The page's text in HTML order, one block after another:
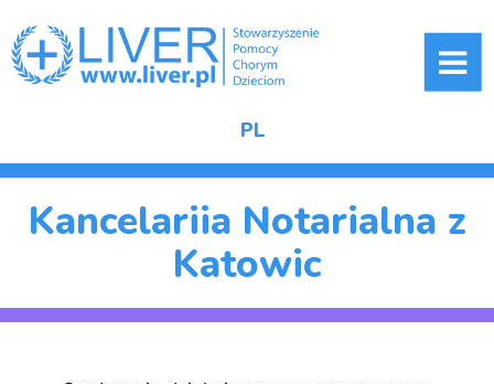
PL
Kancelariia Notarialna z
Katowic